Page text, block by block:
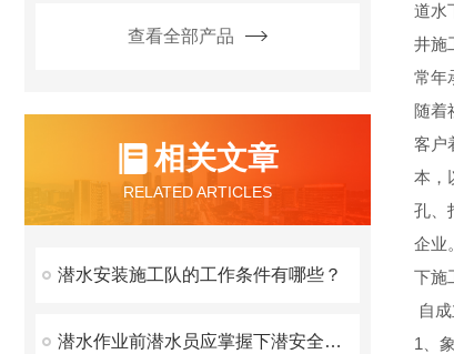
查看全部产品
相关文章
RELATED ARTICLES
潜水安装施工队的工作条件有哪些？
潜水作业前潜水员应掌握下潜安全要素
道水
井施
常年
随着
客户
本，
孔、
企业
下施
自
1、